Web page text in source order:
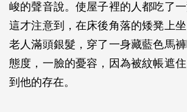
峻的聲音說。使屋子裡的人都吃了
這才注意到，在床後角落的矮凳上
老人滿頭銀髮，穿了一身藏藍色馬
態度，一臉的憂容，因為被紋帳遮
到他的存在。